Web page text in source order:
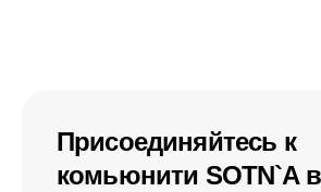
Присоединяйтесь к
комьюнити SOTN`A